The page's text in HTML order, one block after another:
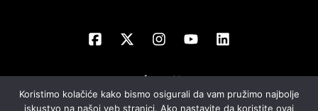
Koristimo kolačiće kako bismo osigurali da vam pružimo najbolje
iskustvo na našoj veb stranici. Ako nastavite da koristite ovaj